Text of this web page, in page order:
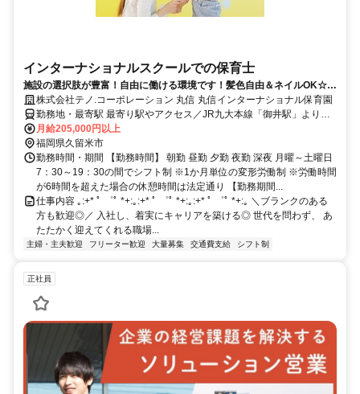
インターナショナルスクールでの保育士
施設の選択肢が豊富！自由に働ける環境です！髪色自由＆ネイルOK☆社
宅支援制度あり
株式会社テノ.コーポレーション 丸信 丸信インターナショナル保育園
勤務地・最寄駅 最寄り駅やアクセス／JR九大本線「御井駅」より車
で5分 西鉄天神大牟田線「西鉄久留米駅」より車で17分
月給205,000円以上
福岡県久留米市
勤務時間・期間 【勤務時間】 朝勤 昼勤 夕勤 夜勤 深夜 月曜～土曜日
7：30～19：30の間でシフト制 ※1か月単位の変形労働制 ※労働時間
が6時間を超えた場合の休憩時間は法定通り 【勤務期間...
仕事内容 ｡:+* ﾟ ゜ﾟ *+:｡:+* ﾟ ゜ﾟ *+:｡:+* ﾟ ゜ﾟ *+:｡ ＼ブランクのある
方も歓迎◎／ 入社し、着実にキャリアを築ける◎ 世代を問わず、 あ
たたかく迎えてくれる職場...
主婦・主夫歓迎 フリーター歓迎 大量募集 交通費支給 シフト制
正社員